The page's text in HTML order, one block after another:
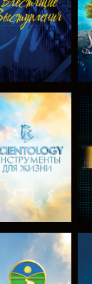
СМОТРЕТЬ
ПЕРЕДАЧИ
СМОТРЕТЬ